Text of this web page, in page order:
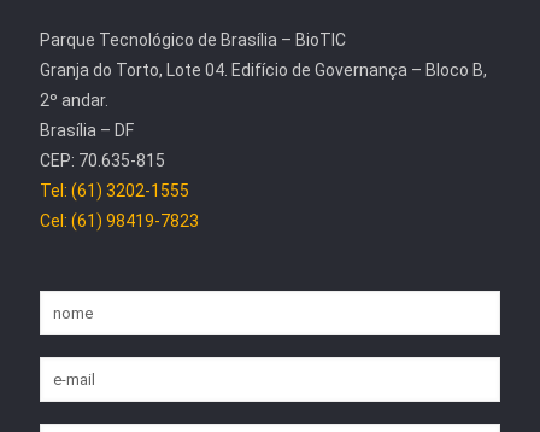
Parque Tecnológico de Brasília – BioTIC
Granja do Torto, Lote 04. Edifício de Governança – Bloco B,
2º andar.
Brasília – DF
CEP: 70.635-815
Tel: (61) 3202-1555
Cel: (61) 98419-7823